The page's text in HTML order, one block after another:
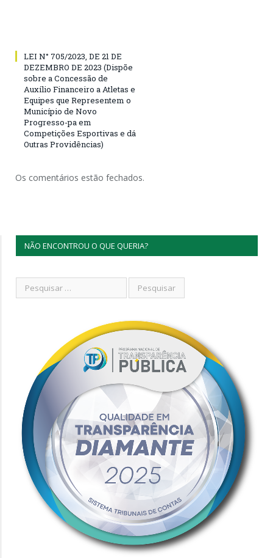
LEI N° 705/2023, DE 21 DE
DEZEMBRO DE 2023 (Dispõe
sobre a Concessão de
Auxílio Financeiro a Atletas e
Equipes que Representem o
Município de Novo
Progresso-pa em
Competições Esportivas e dá
Outras Providências)
Os comentários estão fechados.
NÃO ENCONTROU O QUE QUERIA?